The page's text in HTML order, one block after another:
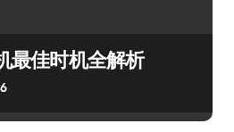
最佳时机全解析